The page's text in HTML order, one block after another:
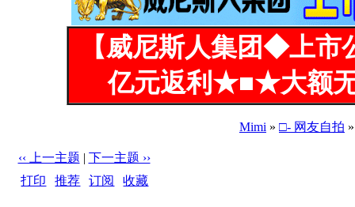
【威尼斯人集团◆上
亿元返利★■★大额
Mimi » □- 网友自拍
‹‹ 上一主题 | 下一主题 ››
打印 |推荐 |订阅 |收藏